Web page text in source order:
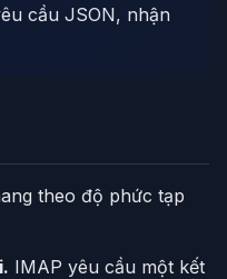
cầu JSON, nhận
theo độ phức tạp
IMAP yêu cầu một kết